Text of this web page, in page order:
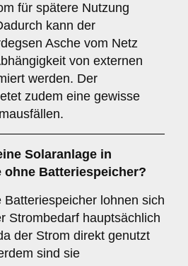
für spätere Nutzung
kann der
Asche vom Netz
von externen
werden. Der
zudem eine gewisse
Solaranlage in
ohne Batteriespeicher?
Batteriespeicher lohnen sich
Strombedarf hauptsächlich
der Strom direkt genutzt
sind sie